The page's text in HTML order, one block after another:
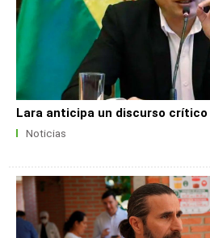
Lara anticipa un discurso crítico
Noticias